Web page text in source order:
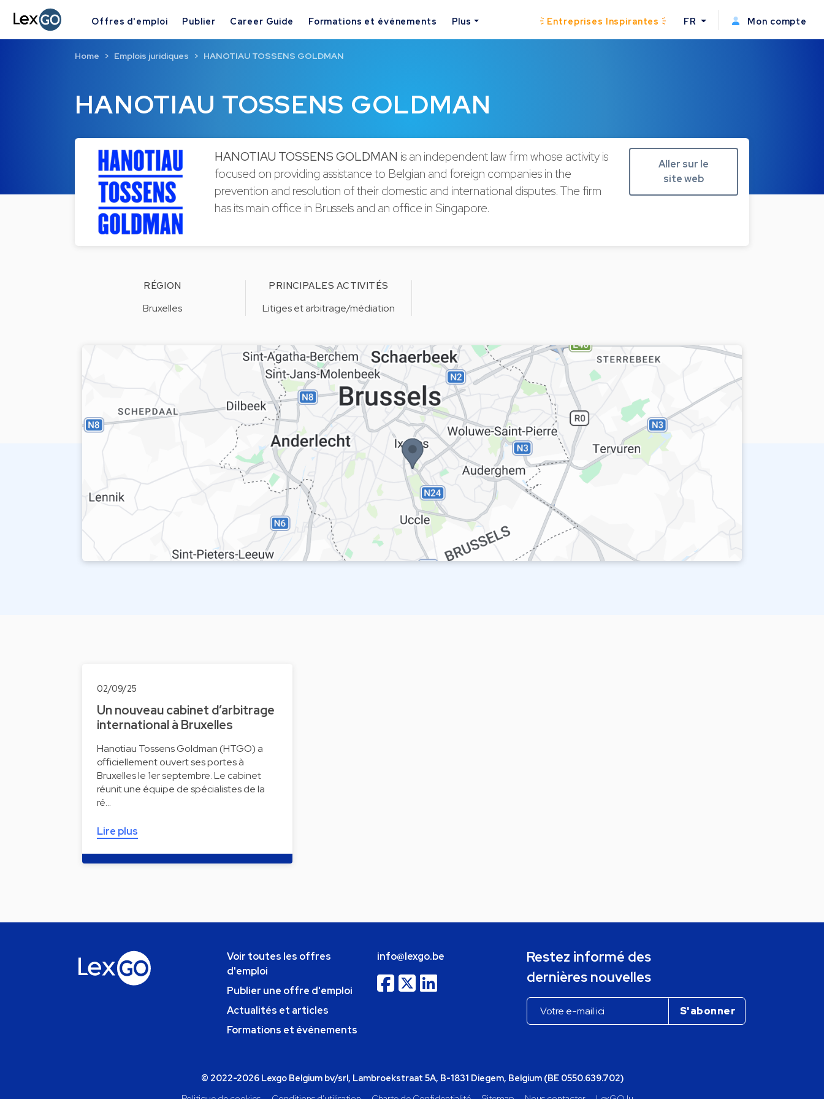
Offres d'emploi Publier Career Guide Formations et événements Plus Entreprises Inspirantes FR Mon compte
HANOTIAU TOSSENS GOLDMAN
Home Emplois juridiques HANOTIAU TOSSENS GOLDMAN
HANOTIAU TOSSENS GOLDMAN is an independent law firm whose activity is
focused on providing assistance to Belgian and foreign companies in the
prevention and resolution of their domestic and international disputes. The firm
has its main office in Brussels and an office in Singapore.
Aller sur le
site web
RÉGION
Bruxelles
PRINCIPALES ACTIVITÉS
Litiges et arbitrage/médiation
02/09/25
Un nouveau cabinet d’arbitrage
international à Bruxelles
Hanotiau Tossens Goldman (HTGO) a
officiellement ouvert ses portes à
Bruxelles le 1er septembre. Le cabinet
réunit une équipe de spécialistes de la
ré…
Lire plus
Voir toutes les offres
d'emploi
Publier une offre d'emploi
Actualités et articles
Formations et événements
info@lexgo.be
Restez informé des
dernières nouvelles
© 2022-2026 Lexgo Belgium bv/srl, Lambroekstraat 5A, B-1831 Diegem, Belgium (BE 0550.639.702)